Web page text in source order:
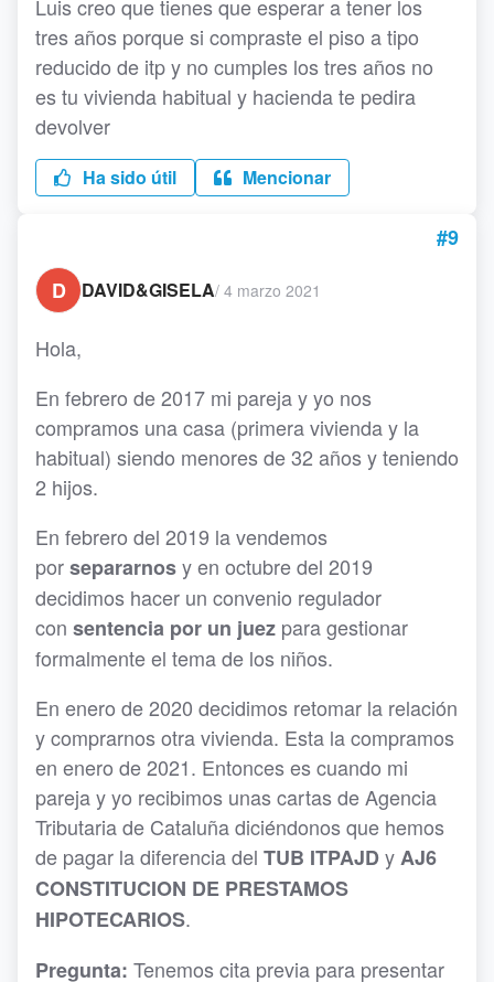
Luis creo que tienes que esperar a tener los
tres años porque si compraste el piso a tipo
reducido de itp y no cumples los tres años no
es tu vivienda habitual y hacienda te pedira
devolver
Ha sido útil Mencionar
#9
D
DAVID&GISELA/ 4 marzo 2021
Hola,
En febrero de 2017 mi pareja y yo nos
compramos una casa (primera vivienda y la
habitual) siendo menores de 32 años y teniendo
2 hijos.
En febrero del 2019 la vendemos
porsepararnosy en octubre del 2019
decidimos hacer un convenio regulador
con sentencia por un juez para gestionar
formalmente el tema de los niños.
En enero de 2020 decidimos retomar la relación
y comprarnos otra vivienda. Esta la compramos
en enero de 2021. Entonces es cuando mi
pareja y yo recibimos unas cartas de Agencia
Tributaria de Cataluña diciéndonos que hemos
de pagar la diferencia del TUB ITPAJDyAJ6
CONSTITUCION DE PRESTAMOS
HIPOTECARIOS.
Pregunta: Tenemos cita previa para presentar